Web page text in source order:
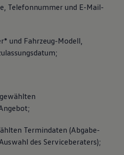
Telefonnummer und E-Mail-
und Fahrzeug-Modell,
Termindaten (Abgabe-
des Serviceberaters);